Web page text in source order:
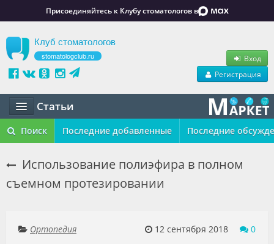
Присоединяйтесь к Клубу стоматологов в
Клуб стоматологов
stomatologclub.ru
Вход
Регистрация
Статьи
Статьи
Обучение
Резюме
Поиск Последние добавленные Последние
Использование полиэфира в полном
съемном протезировании
Ортопедия 12 сентября 2018
0